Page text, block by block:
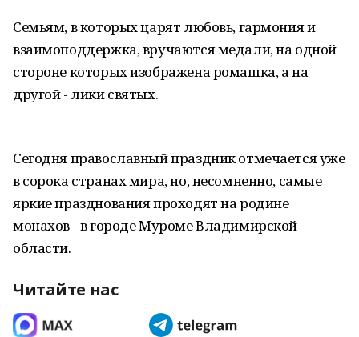
Семьям, в которых царят любовь, гармония и
взаимоподдержка, вручаются медали, на одной
стороне которых изображена ромашка, а на
другой - лики святых.
Сегодня православный праздник отмечается уже
в сорока странах мира, но, несомненно, самые
яркие празднования проходят на родине
монахов - в городе Муроме Владимирской
области.
Читайте нас